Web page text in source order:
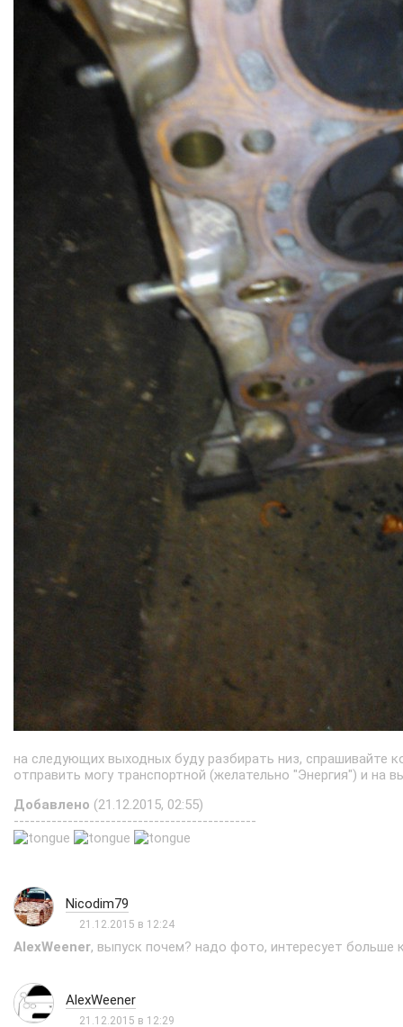
на следующих выходных буду разбирать низ, спрашивайте
отправить могу транспортной (желательно "Энергия") и на
Добавлено (21.12.2015, 02:55)
---------------------------------------------
Nicodim79
21.12.2015 в 12:24
AlexWeener, выпуск почем? надо фото, интересует больше
AlexWeener
21.12.2015 в 12:29